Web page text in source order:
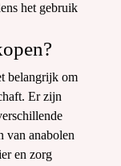
het gebruik
belangrijk om
Er zijn
van anabolen
en zorg